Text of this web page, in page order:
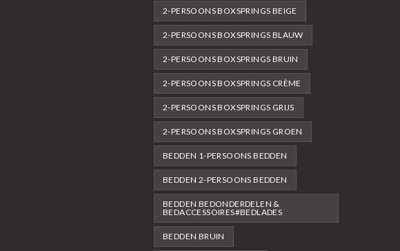
2-PERSOONS BOXSPRINGS BEIGE
2-PERSOONS BOXSPRINGS BLAUW
2-PERSOONS BOXSPRINGS BRUIN
2-PERSOONS BOXSPRINGS CRÈME
2-PERSOONS BOXSPRINGS GRIJS
2-PERSOONS BOXSPRINGS GROEN
BEDDEN 1-PERSOONS BEDDEN
BEDDEN 2-PERSOONS BEDDEN
BEDDEN BEDONDERDELEN &
BEDACCESSOIRES#BEDLADES
BEDDEN BRUIN